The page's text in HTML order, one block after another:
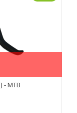
- MTB